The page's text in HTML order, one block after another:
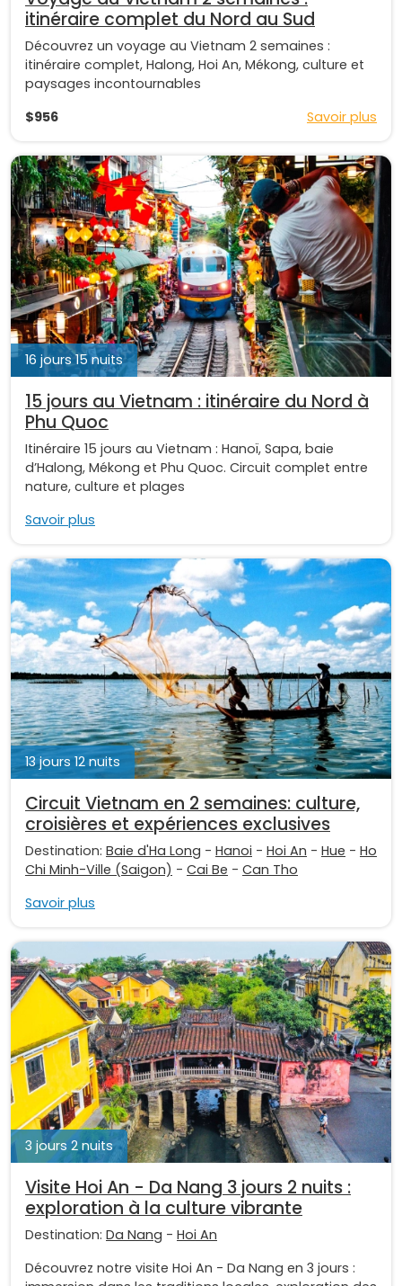
itinéraire complet du Nord au Sud
Découvrez un voyage au Vietnam 2 semaines :
itinéraire complet, Halong, Hoi An, Mékong, culture et
paysages incontournables
$956
Savoir plus
16 jours 15 nuits
15 jours au Vietnam : itinéraire du Nord à
Phu Quoc
Itinéraire 15 jours au Vietnam : Hanoï, Sapa, baie
d’Halong, Mékong et Phu Quoc. Circuit complet entre
nature, culture et plages
Savoir plus
13 jours 12 nuits
Circuit Vietnam en 2 semaines: culture,
croisières et expériences exclusives
Destination: Baie d'Ha Long - Hanoi - Hoi An - Hue - Ho
Chi Minh-Ville (Saigon) - Cai Be - Can Tho
Savoir plus
3 jours 2 nuits
Visite Hoi An - Da Nang 3 jours 2 nuits :
exploration à la culture vibrante
Destination: Da Nang - Hoi An
Découvrez notre visite Hoi An - Da Nang en 3 jours :